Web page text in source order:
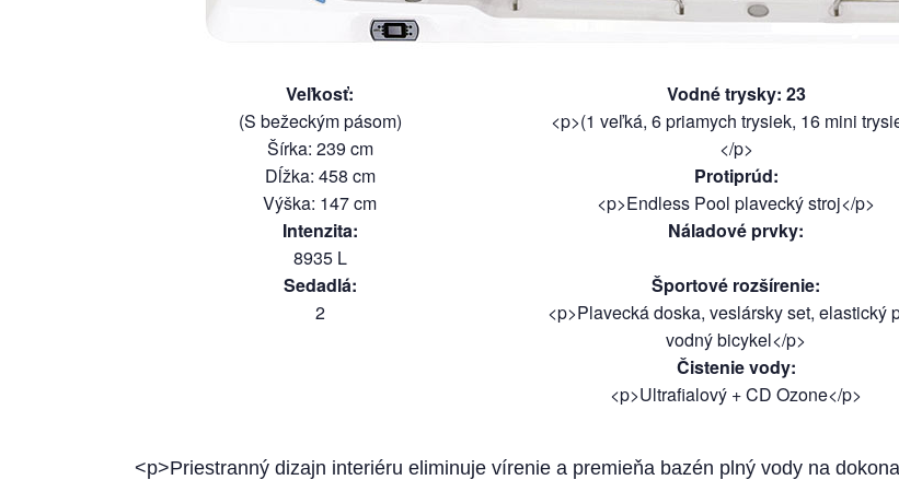
Veľkosť:
(S bežeckým pásom)
Šírka: 239 cm
Dĺžka: 458 cm
Výška: 147cm
Intenzita:
8935L
Sedadlá:
2
Vodné trysky: 23
<p>(1 veľká, 6 priamych trysiek, 16 mini
</p>
Protiprúd:
<p>Endless Pool plavecký stroj</p>
Náladové prvky:
Športové rozšírenie:
<p>Plavecká doska, veslársky set, elastický
vodný bicykel</p>
Čistenie vody:
<p>Ultrafialový + CD Ozone</p>
<p>Priestranný dizajn interiéru eliminuje vírenie a premieňa bazén plný vody na